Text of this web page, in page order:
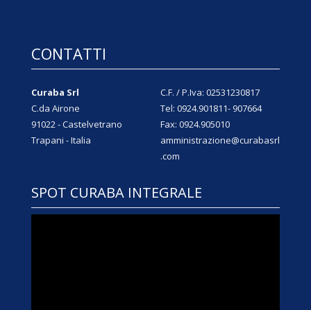
CONTATTI
Curaba Srl
C.F. / P.Iva: 02531230817
C.da Airone
Tel: 0924.901811- 907664
91022 - Castelvetrano
Fax: 0924.905010
Trapani - Italia
amministrazione@curabasrl
.com
SPOT CURABA INTEGRALE